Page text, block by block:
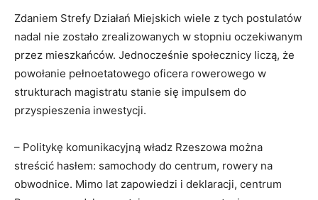
Zdaniem Strefy Działań Miejskich wiele z tych postulatów
nadal nie zostało zrealizowanych w stopniu oczekiwanym
przez mieszkańców. Jednocześnie społecznicy liczą, że
powołanie pełnoetatowego oficera rowerowego w
strukturach magistratu stanie się impulsem do
przyspieszenia inwestycji.
– Politykę komunikacyjną władz Rzeszowa można
streścić hasłem: samochody do centrum, rowery na
obwodnice. Mimo lat zapowiedzi i deklaracji, centrum